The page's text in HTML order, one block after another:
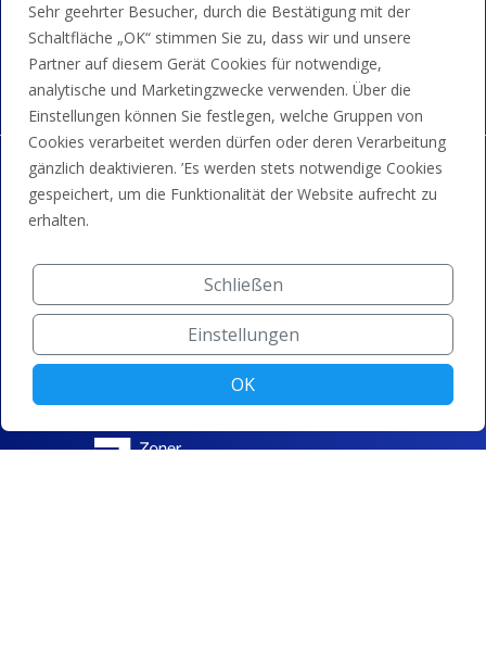
Wir akzeptieren Kartenzahlungen, Google/Apple Pay,
Banküberweisungen und Guthaben.
Sehr geehrter Besucher, durch die Bestätigung mit der
Schaltfläche „OK“ stimmen Sie zu, dass wir und unsere
Partner auf diesem Gerät Cookies für notwendige,
analytische und Marketingzwecke verwenden. Über die
Einstellungen können Sie festlegen, welche Gruppen von
Cookies verarbeitet werden dürfen oder deren Verarbeitung
gänzlich deaktivieren. ’Es werden stets notwendige Cookies
gespeichert, um die Funktionalität der Website aufrecht zu
erhalten.
Schließen
Einstellungen
OK